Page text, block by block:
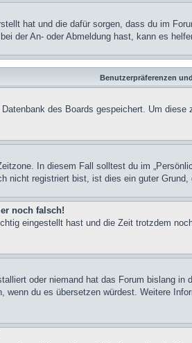
hat und die dafür sorgen, dass du im
der An- oder Abmeldung hast, kann es
Benutzerpräferenzen
des Boards gespeichert. Um
In diesem Fall solltest du im
nicht registriert bist, ist dies ein guter
noch falsch!
eingestellt hast und die Zeit trotzdem
oder niemand hat das Forum bislang
du es übersetzen würdest. Weitere